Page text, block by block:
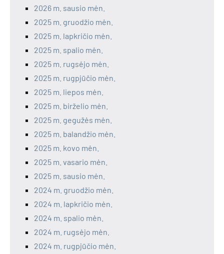
2026 m. sausio mėn.
2025 m. gruodžio mėn.
2025 m. lapkričio mėn.
2025 m. spalio mėn.
2025 m. rugsėjo mėn.
2025 m. rugpjūčio mėn.
2025 m. liepos mėn.
2025 m. birželio mėn.
2025 m. gegužės mėn.
2025 m. balandžio mėn.
2025 m. kovo mėn.
2025 m. vasario mėn.
2025 m. sausio mėn.
2024 m. gruodžio mėn.
2024 m. lapkričio mėn.
2024 m. spalio mėn.
2024 m. rugsėjo mėn.
2024 m. rugpjūčio mėn.